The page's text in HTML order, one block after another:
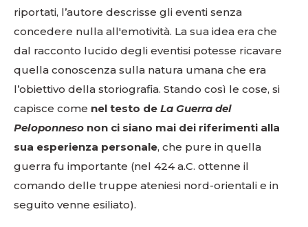
riportati, l’autore descrisse gli eventi senza
concedere nulla all'emotività. La sua idea era che
dal racconto lucido degli eventisi potesse ricavare
quella conoscenza sulla natura umana che era
l’obiettivo della storiografia. Stando così le cose, si
capisce come nel testo de La Guerra del
Peloponneso non ci siano mai dei riferimenti alla
sua esperienza personale, che pure in quella
guerra fu importante (nel 424 a.C. ottenne il
comando delle truppe ateniesi nord-orientali e in
seguito venne esiliato).